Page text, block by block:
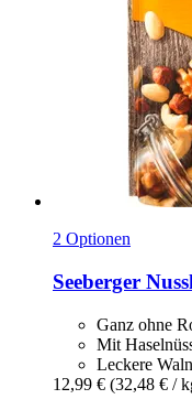
2 Optionen
Seeberger
Ganz ohne
Mit
Leckere
12,99 € (32,48 € /